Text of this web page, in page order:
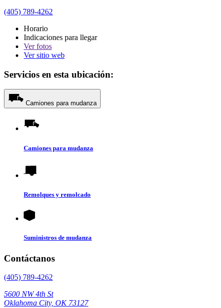
(405) 789-4262
Horario
Indicaciones para llegar
Verfotos
Ver sitio web
Servicios en esta ubicación:
Camiones para mudanza
Camiones para mudanza
Remolques y remolcado
Suministros de mudanza
Contáctanos
(405) 789-4262
5600 NW 4th St
Oklahoma City, OK 73127